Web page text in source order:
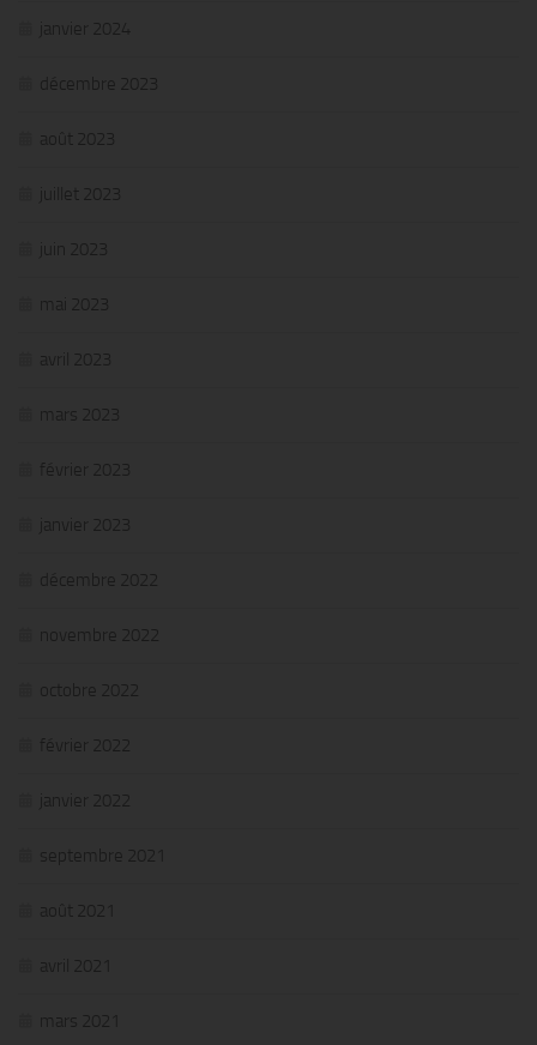
janvier 2024
décembre 2023
août 2023
juillet 2023
juin 2023
mai 2023
avril 2023
mars 2023
février 2023
janvier 2023
décembre 2022
novembre 2022
octobre 2022
février 2022
janvier 2022
septembre 2021
août 2021
avril 2021
mars 2021